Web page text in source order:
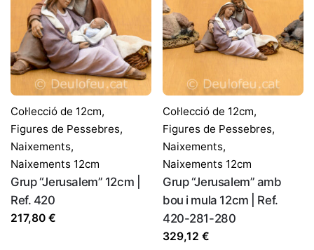
Nom*
Desa el meu nom, correu electrònic i lloc web en
aquest navegador per a la pròxima vegada que comenti.
Col·lecció de 12cm,
Figures de Pessebres,
Naixements,
Naixements 12cm
Grup “Jerusalem” 12cm |
Ref. 420
217,80 €
Col·lecció de 12cm,
Figures de Pessebres,
Naixements,
Naixements 12cm
Grup “Jerusalem” amb
bou i mula 12cm | Ref.
420-281-280
329,12 €